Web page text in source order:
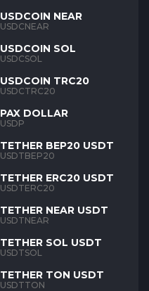
USDCOIN NEAR
USDCNEAR
USDCOIN SOL
USDCSOL
USDCOIN TRC20
USDCTRC20
PAX DOLLAR
USDP
TETHER BEP20 USDT
USDTBEP20
TETHER ERC20 USDT
USDTERC20
TETHER NEAR USDT
USDTNEAR
TETHER SOL USDT
USDTSOL
TETHER TON USDT
USDTTON